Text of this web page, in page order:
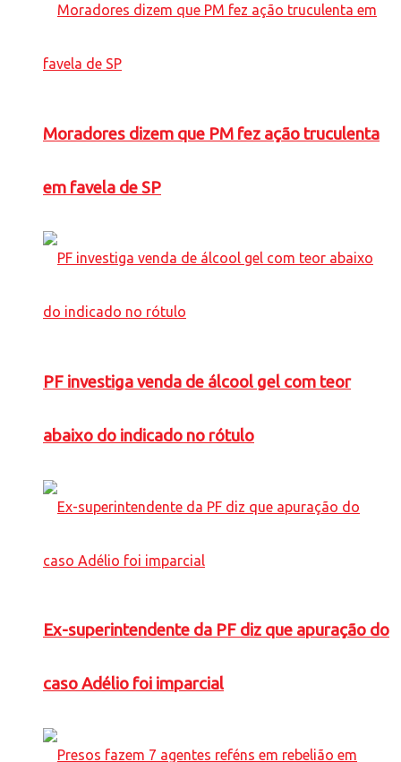
Moradores dizem que PM fez ação truculenta
em favela de SP
PF investiga venda de álcool gel com teor
abaixo do indicado no rótulo
Ex-superintendente da PF diz que apuração do
caso Adélio foi imparcial